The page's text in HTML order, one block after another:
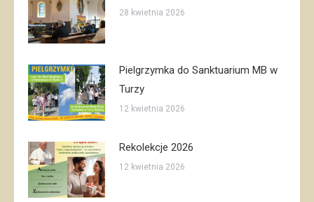
28 kwietnia 2026
Pielgrzymka do Sanktuarium MB w
Turzy
12 kwietnia 2026
Rekolekcje 2026
12 kwietnia 2026